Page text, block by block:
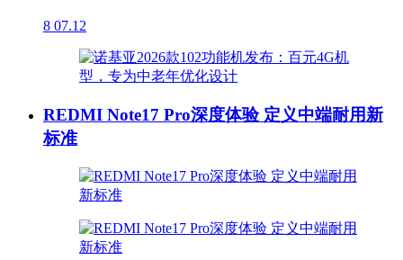
8 07.12
REDMI Note17 Pro深度体验 定义中端耐用新
标准